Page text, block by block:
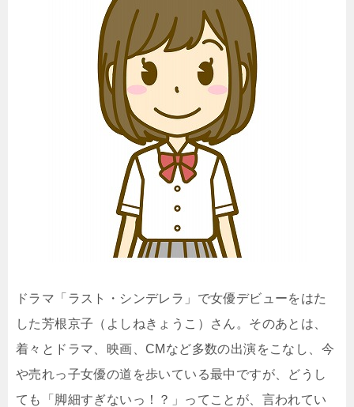
ドラマ「ラスト・シンデレラ」で女優デビューをはた
した芳根京子（よしねきょうこ）さん。そのあとは、
着々とドラマ、映画、CMなど多数の出演をこなし、今
や売れっ子女優の道を歩いている最中ですが、どうし
ても「脚細すぎないっ！？」ってことが、言われてい